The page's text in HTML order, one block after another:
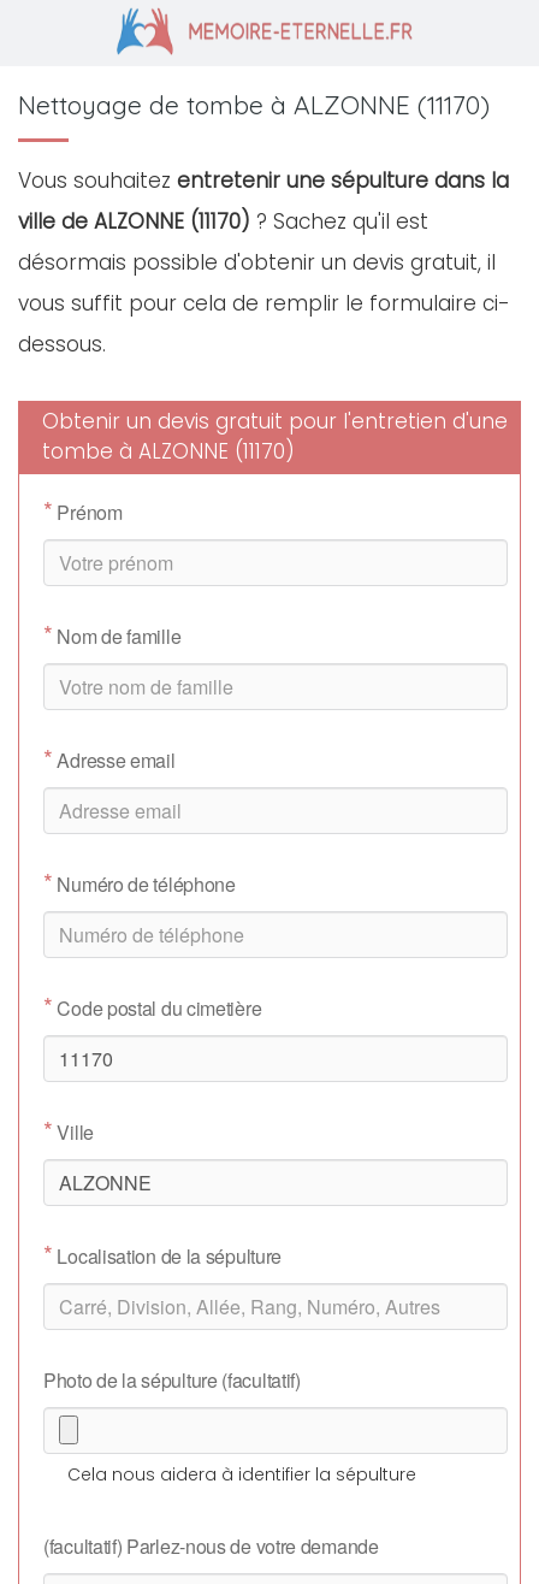
Nettoyage de tombe à ALZONNE (11170)
Vous souhaitez entretenir une sépulture dans la
ville de ALZONNE (11170) ? Sachez qu'il est
désormais possible d'obtenir un devis gratuit, il
vous suffit pour cela de remplir le formulaire ci-
dessous.
Obtenir un devis gratuit pour l'entretien d'une
tombe à ALZONNE (11170)
* Prénom
* Nom de famille
*Adresse email
* Numéro de téléphone
*Code postal du cimetière
*Ville
* Localisation de la sépulture
Photo de la sépulture (facultatif)
Cela nous aidera à identifier la sépulture
(facultatif) Parlez-nous de votre demande